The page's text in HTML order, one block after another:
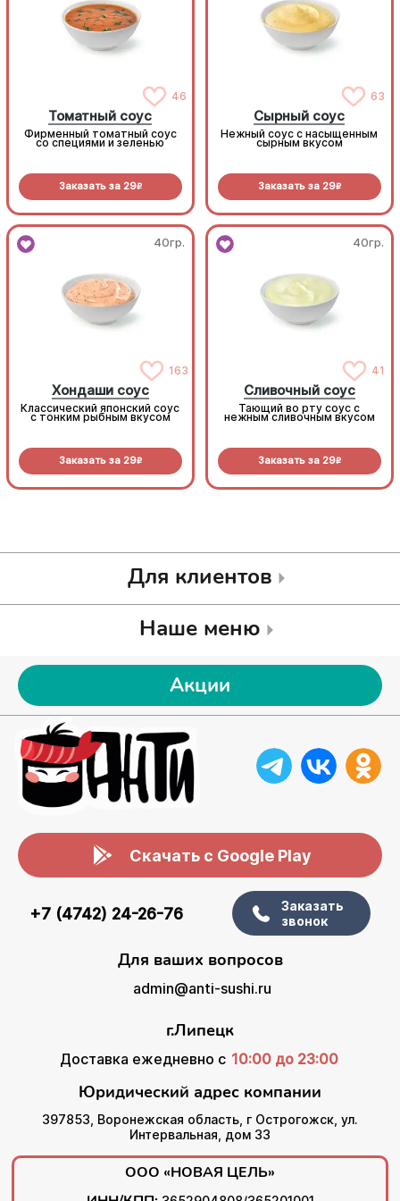
46
Томатный соус
Фирменный томатный соус
со специями и зеленью
Заказать за 29R
63
Сырный соус
Нежный соус с насыщенным
сырным вкусом
Заказать за 29R
40гр.
163
Хондаши соус
Классический японский соус
с тонким рыбным вкусом
Заказать за 29R
40гр.
41
Сливочный соус
Тающий во рту соус с
нежным сливочным вкусом
Заказать за 29R
Для клиентов
Наше меню
Акции
Скачать с Google Play
+7 (4742) 24-26-76
Заказать
звонок
Для ваших вопросов
admin@anti-sushi.ru
г.Липецк
Доставка ежедневно с 10:00 до 23:00
Юридический адрес компании
397853, Воронежская область, г Острогожск, ул.
Интервальная, дом 33
ООО «НОВАЯ ЦЕЛЬ»